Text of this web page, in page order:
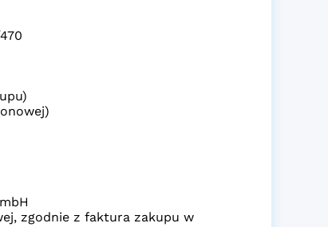
zgodnie z faktura zakupu w